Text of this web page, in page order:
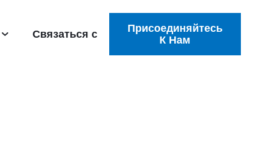
Связаться с
Присоединяйтесь
К Нам